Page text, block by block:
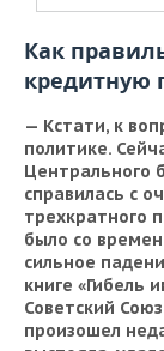
Как
кредитную
— Кстати, к
политике.
Центрального
справилась с
трехкратного
было со времен
сильное
книге «Гибель
Советский
произошел